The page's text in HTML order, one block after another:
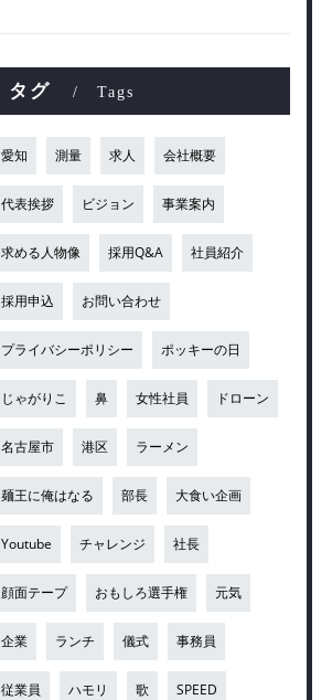
タグ Tags
愛知 測量 求人 会社概要
代表挨拶 ビジョン 事業案内
求める人物像 採用Q&A 社員紹介
採用申込 お問い合わせ
プライバシーポリシー ポッキーの日
じゃがりこ 鼻 女性社員 ドローン
名古屋市 港区 ラーメン
麺王に俺はなる 部長 大食い企画
Youtube チャレンジ 社長
顔面テープ おもしろ選手権 元気
企業 ランチ 儀式 事務員
従業員 ハモリ 歌 SPEED